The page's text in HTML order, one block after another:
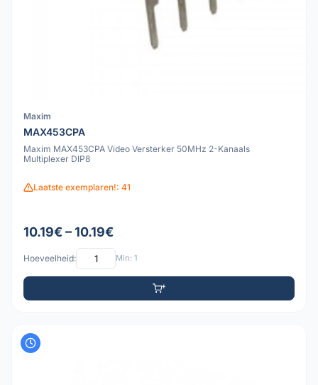
Maxim
MAX453CPA
Maxim MAX453CPA Video Versterker 50MHz 2-Kanaals
Multiplexer DIP8
Laatste exemplaren!: 41
10.19€ – 10.19€
Hoeveelheid: Min: 1